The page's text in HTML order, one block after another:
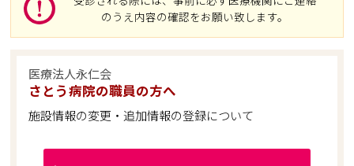
のうえ内容の確認をお願い致します。
医療法人永仁会
さとう病院の職員の方へ
施設情報の変更・追加情報の登録について